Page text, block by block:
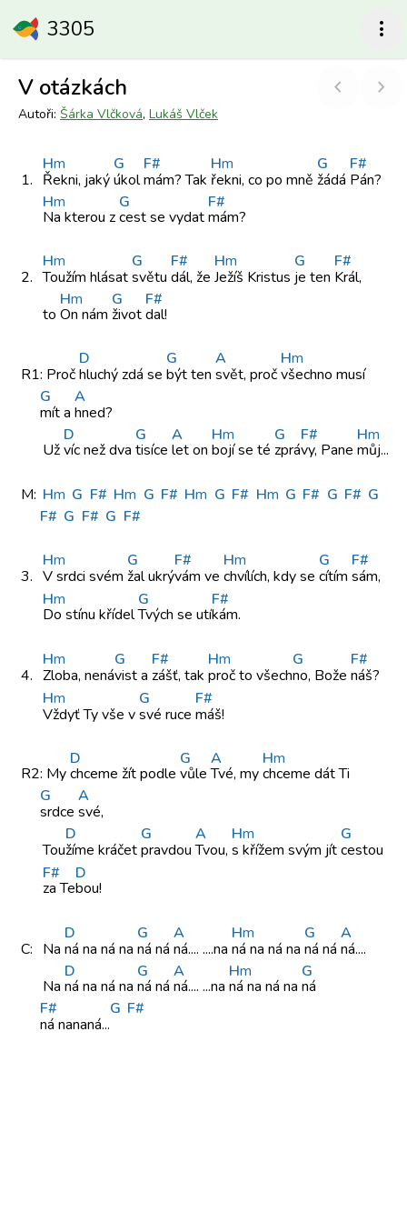
3305 more_vert
V otázkách chevron_left chevron_right
Autoři: Šárka Vlčková, Lukáš Vlček
1.
Hm
Řekni, jaký
G
úkol
F#
mám? Tak
Hm
řekni, co po mně
G
žádá
F#
Pán?
Hm
Na kterou z
G
cest se vydat
F#
mám?
2.
Hm
Toužím hlásat
G
světu
F#
dál, že
Hm
Ježíš Kristus
G
je ten
F#
Král,
to
Hm
On nám
G
život
F#
dal!
R1: Proč
D
hluchý zdá se
G
být ten
A
svět, proč
Hm
všechno musí
G
mít a
A
hned?
Už
D
víc neždva
G
tisíce
A
let on
Hm
bojí se té
G
zprá
F#
vy, Pane
Hm
můj...
M: Hm G F# Hm G F# Hm G F# Hm G F# G F# G
F# G F# G F#
3.
Hm
V srdci svém
G
žal ukrý
F#
vám ve
Hm
chvílích, kdyse
G
cítím
F#
sám,
Hm
Do stínu křídel
G
Tvých se utí
F#
kám.
4.
Hm
Zloba, nená
G
vist a
F#
zášť, tak
Hm
proč to všech
G
no, Bože
F#
náš?
Hm
Vždyť Tyvše v
G
své ruce
F#
máš!
R2: My
D
chceme žítpodle
G
vůle
A
Tvé, my
Hm
chceme dátTi
G
srdce
A
své,
Tou
D
žíme kráčet
G
pravdou
A
Tvou,
Hm
s křížem svým jít
G
cestou
F#
za Te
D
bou!
C: Na
D
ná na ná na
G
ná ná
A
ná.... ....na
Hm
ná na ná na
G
ná ná
A
ná....
Na
D
ná na ná na
G
ná ná
A
ná.... ...na
Hm
ná na ná na
G
ná
F#
ná nananá...
G F#